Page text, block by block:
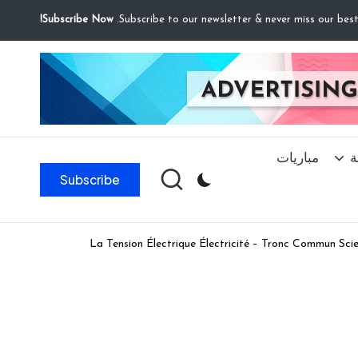
Subscribe Now!
مباريات
Subscribe
La Tension Électrique Électricité – Tronc Commun